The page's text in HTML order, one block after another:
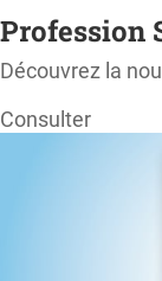
Profession
Découvrez la
Consulter